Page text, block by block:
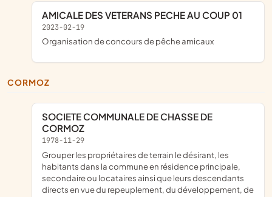
AMICALE DES VETERANS PECHE AU COUP 01
2023-02-19
organisation de concours de pêche amicaux
CORMOZ
SOCIETE COMMUNALE DE CHASSE DE
CORMOZ
1978-11-29
grouper les propriétaires de terrain le désirant, les
habitants dans la commune en résidence principale,
secondaire ou locataires ainsi que leurs descendants
directs en vue du repeuplement, du développement, de